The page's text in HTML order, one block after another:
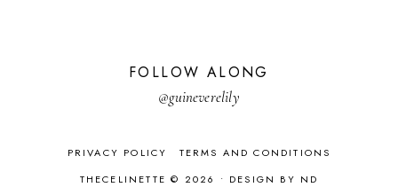
FOLLOW ALONG
@guineverelily
PRIVACY POLICY
TERMS AND CONDITIONS
THECELINETTE © 2026 • DESIGN BY ND